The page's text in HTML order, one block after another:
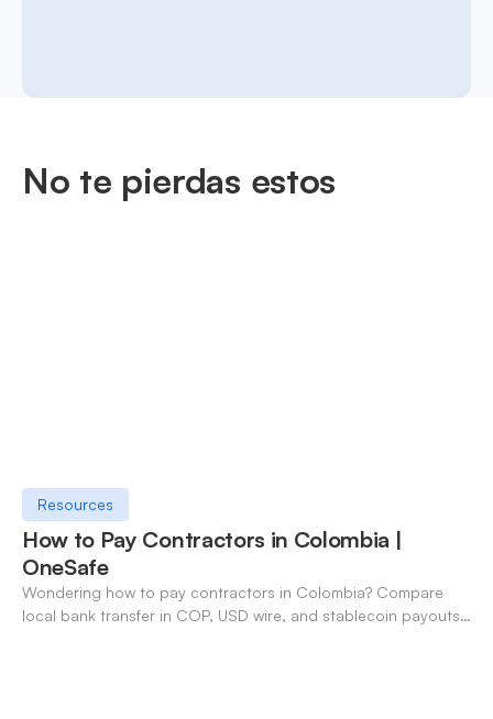
No te pierdas estos
Resources
How to Pay Contractors in Colombia |
OneSafe
Wondering how to pay contractors in Colombia? Compare
local bank transfer in COP, USD wire, and stablecoin payouts.